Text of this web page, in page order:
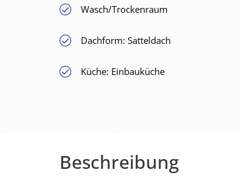
Wasch/Trockenraum
Dachform: Satteldach
Küche: Einbauküche
Beschreibung